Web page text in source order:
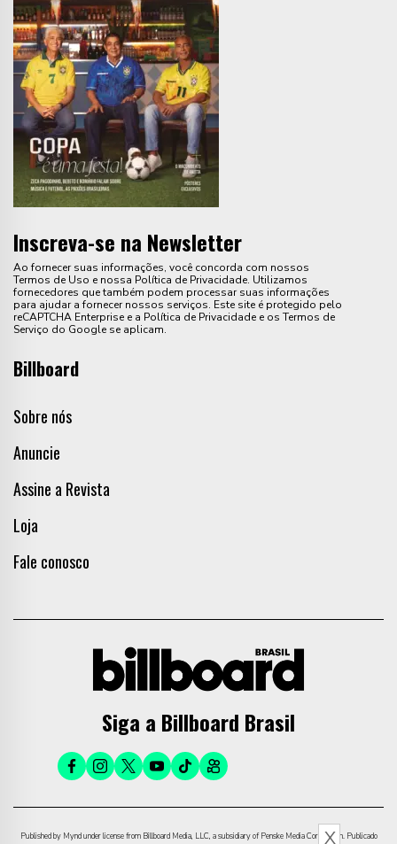
Inscreva-se na Newsletter
Ao fornecer suas informações, você concorda com nossos
Termos de Uso e nossa Política de Privacidade. Utilizamos
fornecedores que também podem processar suas informações
para ajudar a fornecer nossos serviços. Este site é protegido pelo
reCAPTCHA Enterprise e a Política de Privacidade e os Termos de
Serviço do Google se aplicam.
Billboard
Sobre nós
Anuncie
Assine a Revista
Loja
Fale conosco
Siga a Billboard Brasil
Published by Mynd under license from Billboard Media, LLC, a subsidiary of Penske Media Corporation. Publicado
X